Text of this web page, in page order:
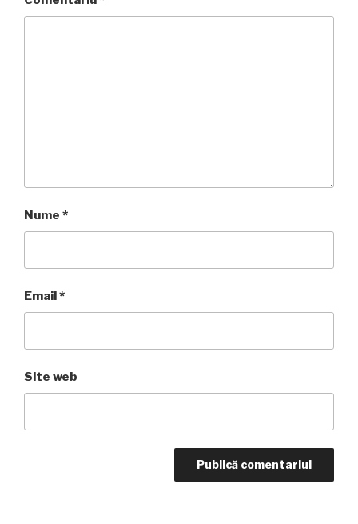
Nume *
Email *
Site web